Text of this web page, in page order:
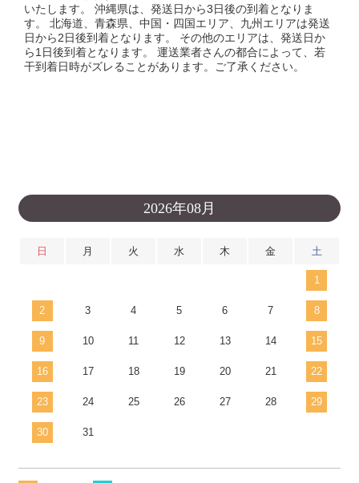
いたします。 沖縄県は、発送日から3日後の到着となりま
す。 北海道、青森県、中国・四国エリア、九州エリアは発送
日から2日後到着となります。 その他のエリアは、発送日か
ら1日後到着となります。 運送業者さんの都合によって、若
干到着日時がズレることがあります。ご了承ください。
2026年08月
日 月 火 水 木 金 土
1
2 3 4 5 6 7 8
9 10 11 12 13 14 15
16 17 18 19 20 21 22
23 24 25 26 27 28 29
30 31